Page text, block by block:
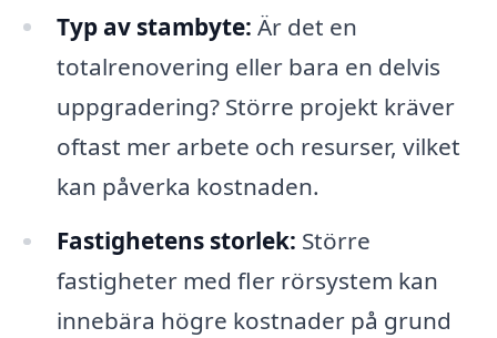
Typ av stambyte: Är det en
totalrenovering eller bara en delvis
uppgradering? Större projekt kräver
oftast mer arbete och resurser, vilket
kan påverka kostnaden.
Fastighetens storlek: Större
fastigheter med fler rörsystem kan
innebära högre kostnader på grund